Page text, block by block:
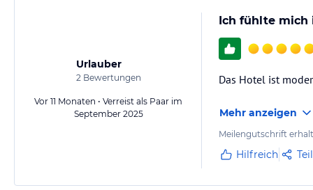
Urlauber
2Bewertungen
Vor 11 Monaten • Verreist als Paar im
September 2025
Ich fühlte mich
Das Hotel ist
Mehr anzeigen
Meilengutschrift
Hilfreich